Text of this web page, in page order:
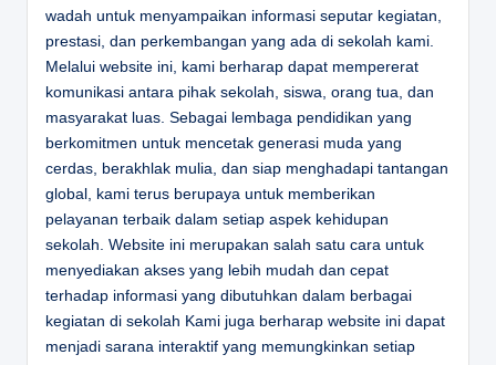
wadah untuk menyampaikan informasi seputar kegiatan,
prestasi, dan perkembangan yang ada di sekolah kami.
Melalui website ini, kami berharap dapat mempererat
komunikasi antara pihak sekolah, siswa, orang tua, dan
masyarakat luas. Sebagai lembaga pendidikan yang
berkomitmen untuk mencetak generasi muda yang
cerdas, berakhlak mulia, dan siap menghadapi tantangan
global, kami terus berupaya untuk memberikan
pelayanan terbaik dalam setiap aspek kehidupan
sekolah. Website ini merupakan salah satu cara untuk
menyediakan akses yang lebih mudah dan cepat
terhadap informasi yang dibutuhkan dalam berbagai
kegiatan di sekolah Kami juga berharap website ini dapat
menjadi sarana interaktif yang memungkinkan setiap